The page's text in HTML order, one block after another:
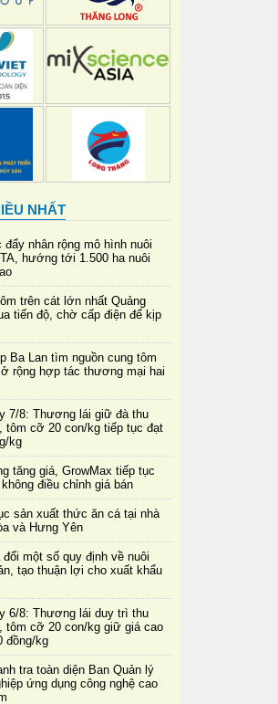
NHẤT
đẩy nhân rộng mô hình nuôi
hướng tới 1.500 ha nuôi
trên cát lớn nhất Quảng
tiến độ, chờ cấp điện để kịp
Ba Lan tìm nguồn cung tôm
rộng hợp tác thương mại hai
7/8: Thương lái giữ đà thu
tôm cỡ 20 con/kg tiếp tục đạt
kg
tăng giá, GrowMax tiếp tục
điều chỉnh giá bán
sản xuất thức ăn cá tại nhà
và Hưng Yên
một số quy định về nuôi
tạo thuận lợi cho xuất khẩu
6/8: Thương lái duy trì thu
tôm cỡ 20 con/kg giữ giá cao
đồng/kg
tra toàn diện Ban Quản lý
ứng dụng công nghệ cao